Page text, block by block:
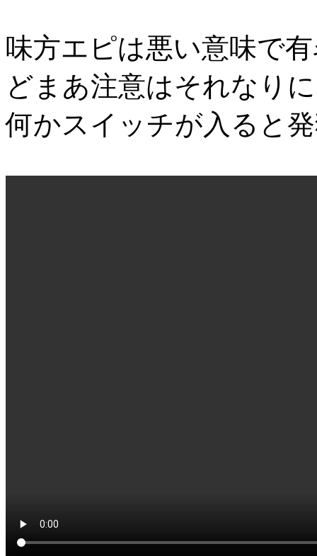
味方エピは悪い意味で
どまあ注意はそれなり
何かスイッチが入ると